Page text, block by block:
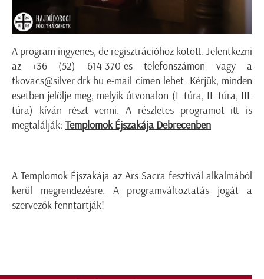
A program ingyenes, de regisztrációhoz kötött. Jelentkezni
az +36 (52) 614-370-es telefonszámon vagy a
tkovacs@silver.drk.hu e-mail címen lehet. Kérjük, minden
esetben jelölje meg, melyik útvonalon (I. túra, II. túra, III.
túra) kíván részt venni. A részletes programot itt is
megtalálják: Templomok Éjszakája Debrecenben
A Templomok Éjszakája az Ars Sacra fesztivál alkalmából
kerül megrendezésre. A programváltoztatás jogát a
szervezők fenntartják!